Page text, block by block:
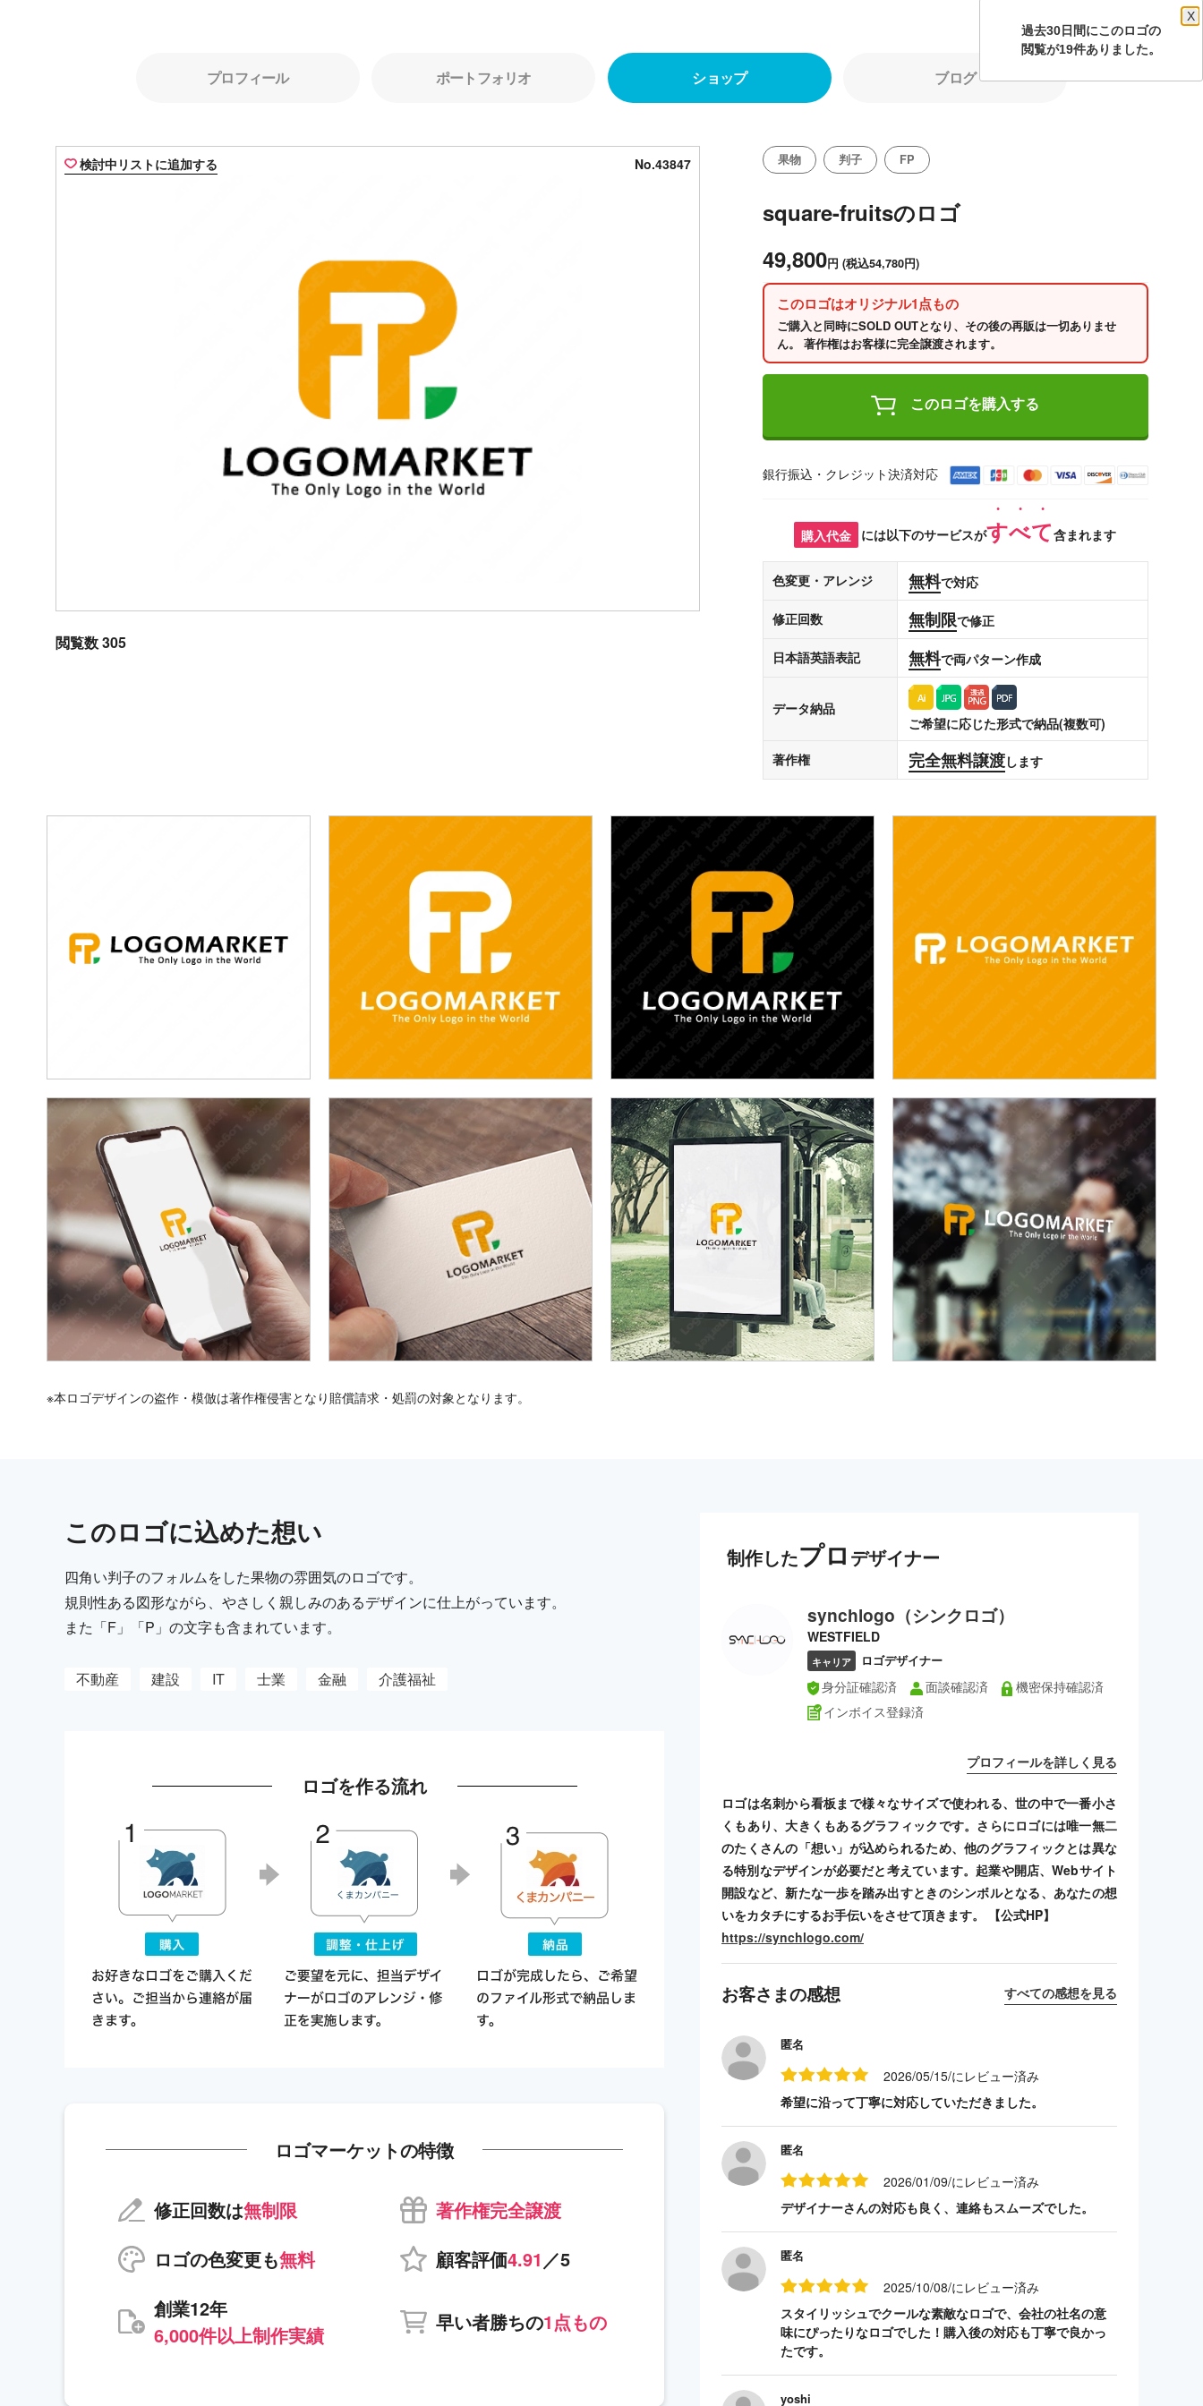
プロフィール ポートフォリオ ショップ ブログ
検討中リストに追加する No.43847
閲覧数 305
果物 判子 FP
square-fruitsのロゴ
49,800円 (税込54,780円)
このロゴはオリジナル1点もの
ご購入と同時にSOLD OUTとなり、その後の再販は一切ありませ
ん。 著作権はお客様に完全譲渡されます。
このロゴを購入する
銀行振込・クレジット決済対応
購入代金 には以下のサービスがすべて含まれます
色変更・アレンジ 無料で対応
修正回数 無制限で修正
日本語英語表記 無料で両パターン作成
データ納品
ご希望に応じた形式で納品(複数可)
著作権
完全無料譲渡します
※本ロゴデザインの盗作・模倣は著作権侵害となり賠償請求・処罰の対象となります。
このロゴに込めた想い
四角い判子のフォルムをした果物の雰囲気のロゴです。
規則性ある図形ながら、やさしく親しみのあるデザインに仕上がっています。
また「F」「P」の文字も含まれています。
不動産 建設 IT 士業 金融 介護福祉
ロゴを作る流れ
ロゴマーケットの特徴
修正回数は無制限
著作権完全譲渡
ロゴの色変更も無料 顧客評価4.91 ／5
創業12年
6,000件以上制作実績
早い者勝ちの1点もの
制作したプロ デザイナー
synchlogo（シンクロゴ）
WESTFIELD
キャリア ロゴデザイナー
身分証確認済 面談確認済
機密保持確認済
インボイス登録済
プロフィールを詳しく見る
ロゴは名刺から看板まで様々なサイズで使われる、世の中で一番小さ
くもあり、大きくもあるグラフィックです。さらにロゴには唯一無二
のたくさんの「想い」が込められるため、他のグラフィックとは異な
る特別なデザインが必要だと考えています。起業や開店、Webサイト
開設など、新たな一歩を踏み出すときのシンボルとなる、あなたの想
いをカタチにするお手伝いをさせて頂きます。 【公式HP】
https://synchlogo.com/
お客さまの感想 すべての感想を見る
匿名
2026/05/15/にレビュー済み
希望に沿って丁寧に対応していただきました。
匿名
2026/01/09/にレビュー済み
デザイナーさんの対応も良く、連絡もスムーズでした。
匿名
2025/10/08/にレビュー済み
スタイリッシュでクールな素敵なロゴで、会社の社名の意
味にぴったりなロゴでした！購入後の対応も丁寧で良かっ
たです。
yoshi
過去30日間にこのロゴの
X
閲覧が19件ありました。